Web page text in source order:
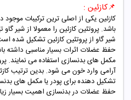
📌کازئین :
کازئین یکی از اصلی ترین ترکیبات موجود
شیر گاو از پروتئین کازئین تشکیل شده
حفظ عضلات اثرات بسیار مناسبی داشته
مکمل های بدنسازی استفاده می نمایند.
آرامی وارد خون می شود. بدین ترتیب
تشکیل دهنده برای پودر یا مکمل های
حفظ عضلات در بدنسازی اهمیت بسیار